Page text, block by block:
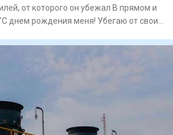
от которого он убежал В прямом и
днем рождения меня! Убегаю от своих